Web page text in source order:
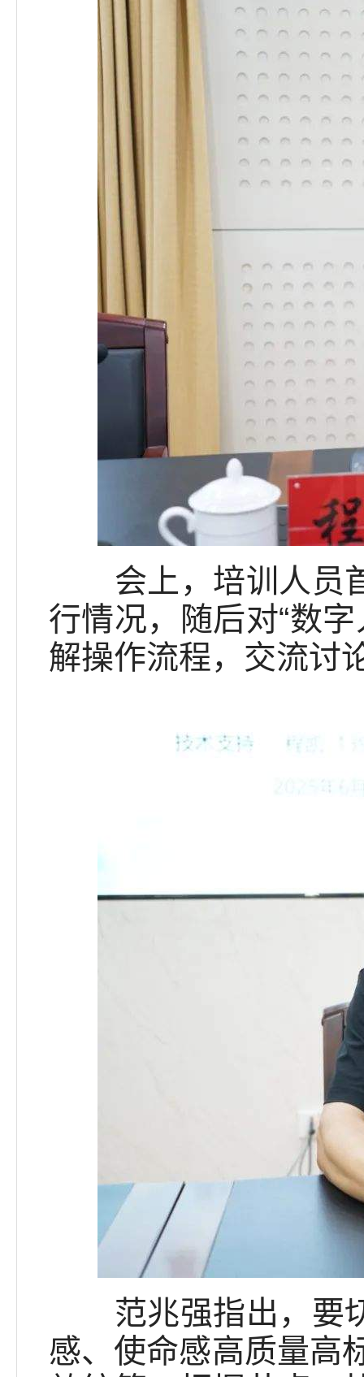
会上，培训人员首
行情况，随后对“数
解操作流程，交流讨
范兆强指出，要切
感、使命感高质量高